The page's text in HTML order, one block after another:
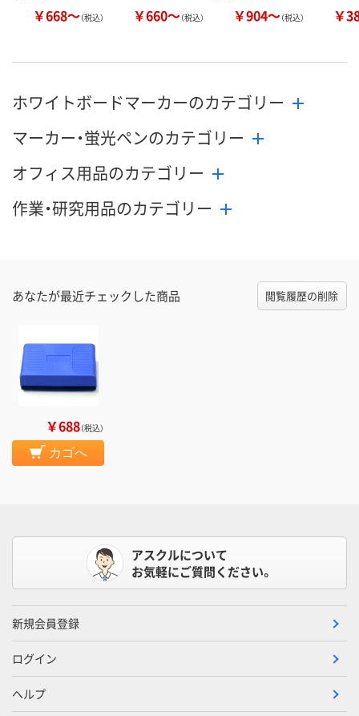
￥668～（税込） ￥660～（税込） ￥904～（税込） ￥
ホワイトボードマーカーのカテゴリー
マーカー・蛍光ペンのカテゴリー
オフィス用品のカテゴリー
作業・研究用品のカテゴリー
あなたが最近チェックした商品 閲覧履歴の削除
￥688（税込）
カゴへ
アスクルについて
お気軽にご質問ください。
新規会員登録
ログイン
ヘルプ